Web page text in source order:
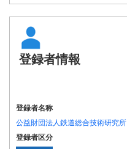
登録者情報
登録者名称
公益財団法人鉄道総合技術研究所
登録者区分